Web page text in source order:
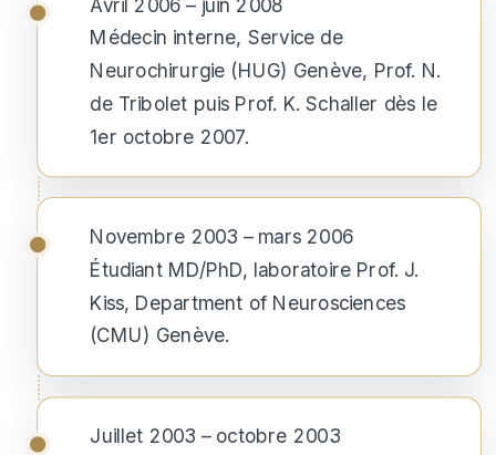
Médecin interne, Service de
Neurochirurgie (HUG) Genève, Prof. N.
de Tribolet puis Prof. K. Schaller dès le
1er octobre 2007.
Novembre 2003 – mars 2006
Étudiant MD/PhD, laboratoire Prof. J.
Kiss, Department of Neurosciences
(CMU) Genève.
Juillet 2003 – octobre 2003